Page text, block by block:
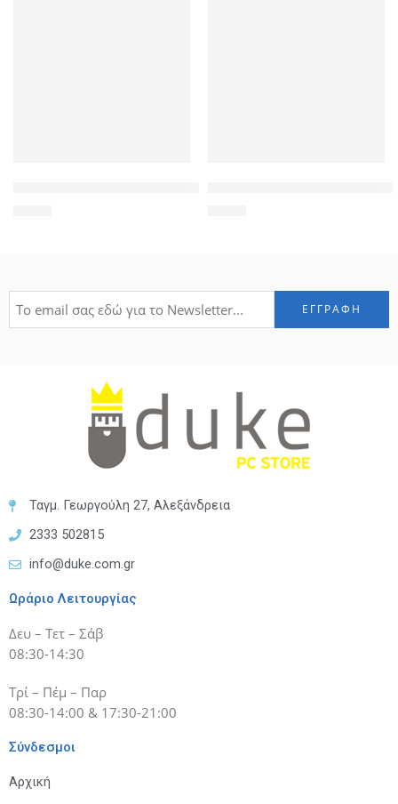
Ταγμ. Γεωργούλη 27, Αλεξάνδρεια
2333 502815
info@duke.com.gr
Ωράριο Λειτουργίας
Δευ – Τετ – Σάβ
08:30-14:30
Τρί – Πέμ – Παρ
08:30-14:00 & 17:30-21:00
Σύνδεσμοι
Αρχική